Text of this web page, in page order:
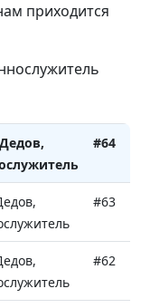
приходится
#64
#63
#62